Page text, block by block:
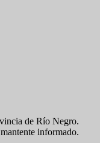
de Río Negro.
informado.